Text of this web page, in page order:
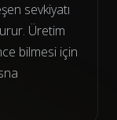
sevkiyatı
Üretim
bilmesi için